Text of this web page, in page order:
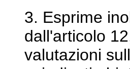
3. Esprime
dall'articolo
valutazioni